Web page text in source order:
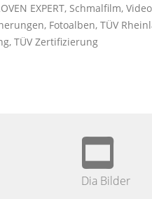
EXPERT, Schmalfilm,
, Fotoalben,TÜV
,TÜV Zertifizierung
Dia Bilder